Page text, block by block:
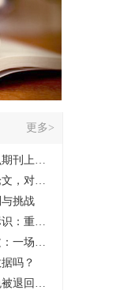
更多>
发表？
有优势？
挑战
性与实践
成就的旅程
吗？
件与策略